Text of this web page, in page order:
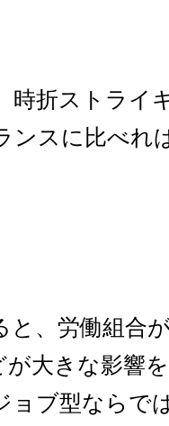
時折ストライ
ンスに比べれ
と、労働組合
が大きな影響
ョブ型ならで